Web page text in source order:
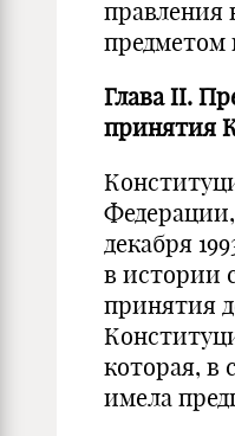
правления
предметом
Глава II.
принятия
декабря
в истории
принятия
которая, в
имела